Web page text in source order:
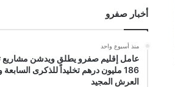
أخبار صفرو
منذ أسبوع واحد
عامل إقليم صفرو يطلق ويدشن مشاريع
186 مليون درهم تخليداً للذكرى
العرش المجيد